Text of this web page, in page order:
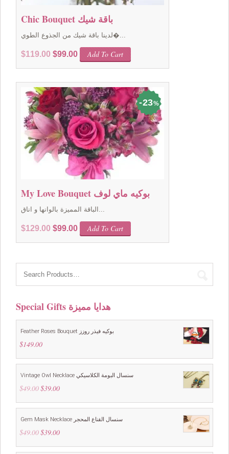
Chic Bouquet باقة شيك
لدينا باقة شيك من الجذوع الطوي�...
$119.00 Original
$119.00.
$99.00Current
price
$99.00.
Add To Cart
23%
My Love Bouquet بوكيه ماي لوف
الباقة المميزة بالوانها و اناق...
$129.00 Original
$99.00Current
price
Add To Cart
Special Gifts هدايا مميزة
Feather Roses Bouquet بوكيه فيذر روزز
$149.00
Vintage Owl Necklace سنسال البومة الكلاسيكي
$49.00 Original
was:
$39.00Current
is:
Gem Mask Necklace سنسال القناع المحجر
$49.00 Original
was:
$39.00Current
is: